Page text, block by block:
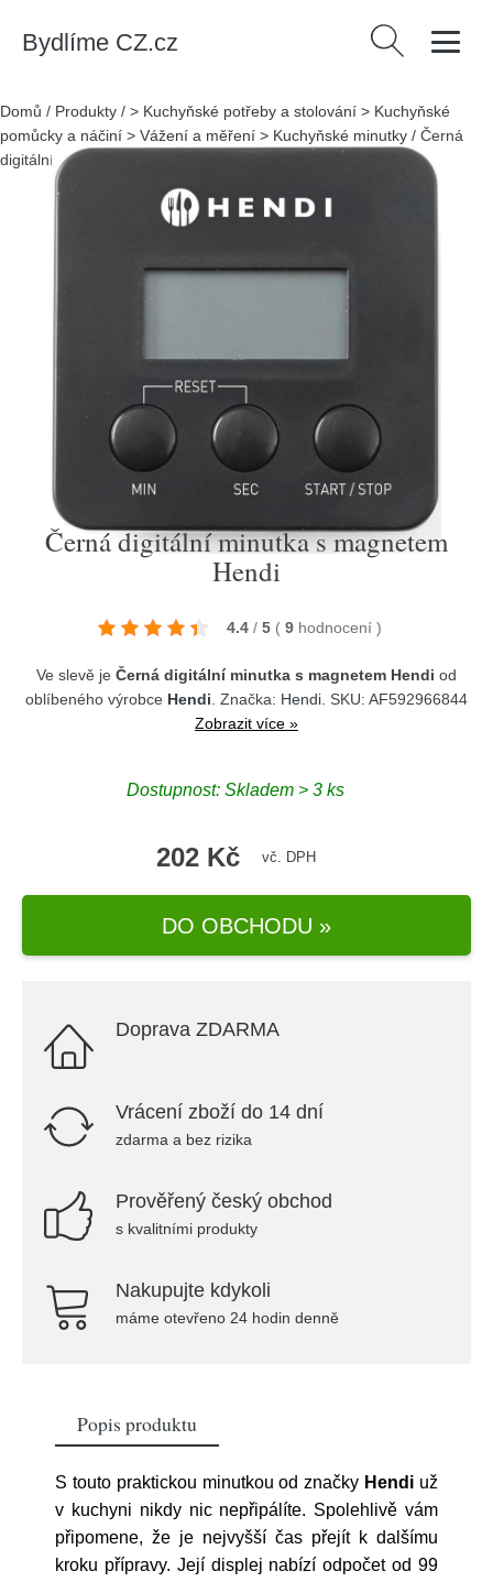
Bydlíme CZ.cz Vyhledávání
Domů / Produkty / > Kuchyňské potřeby a stolování > Kuchyňské
pomůcky a náčiní > Vážení a měření > Kuchyňské minutky / Černá
digitální minutka s magnetem Hendi
Černá digitální minutka s magnetem
Hendi
4.4 / 5 ( 9 hodnocení )
Ve slevě je Černá digitální minutka s magnetem Hendi od
oblíbeného výrobce Hendi . Značka: Hendi . SKU: AF592966844
Zobrazit více »
Dostupnost: Skladem > 3 ks
202 Kč vč. DPH
DO OBCHODU »
Doprava ZDARMA
Vrácení zboží do 14 dní
zdarma a bez rizika
Prověřený český obchod
s kvalitními produkty
Nakupujte kdykoli
máme otevřeno 24 hodin denně
Popis produktu
S touto praktickou minutkou od značky Hendi už
v kuchyni nikdy nic nepřipálíte. Spolehlivě vám
připomene, že je nejvyšší čas přejít k dalšímu
kroku přípravy. Její displej nabízí odpočet od 99